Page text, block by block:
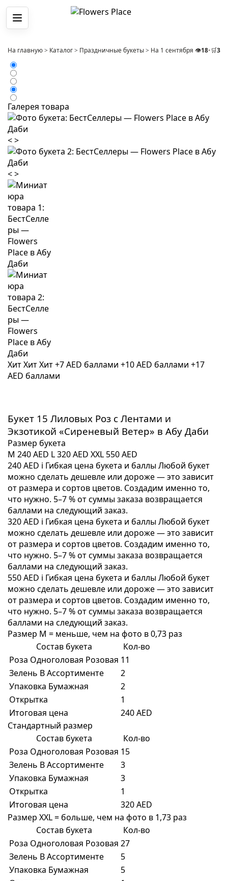
Меню
На главную> Каталог> Праздничные букеты> На 1 сентября >Букет
👁️18•🛒3
Галерея товара
<>
<>
ХитХитХит+7 AED баллами +10 AED баллами +17
AED баллами
Букет 15 Лиловых Роз с Лентами и
Экзотикой «Сиреневый Ветер» в Абу Даби
Размер букета
M 240 AED L320 AED XXL 550 AED
240 AED i Гибкая цена букета и баллыЛюбой букет
можно сделать дешевле или дороже — это зависит
от размера и сортов цветов. Создадим именно то,
что нужно. 5–7 % от суммы заказа возвращается
баллами на следующий заказ.
320 AED i Гибкая цена букета и баллыЛюбой букет
можно сделать дешевле или дороже — это зависит
от размера и сортов цветов. Создадим именно то,
что нужно. 5–7 % от суммы заказа возвращается
баллами на следующий заказ.
550 AED i Гибкая цена букета и баллыЛюбой букет
можно сделать дешевле или дороже — это зависит
от размера и сортов цветов. Создадим именно то,
что нужно. 5–7 % от суммы заказа возвращается
баллами на следующий заказ.
Размер M = меньше, чем на фото в 0,73 раз
Состав букета
Кол-во
Роза Одноголовая Розовая 11
Зелень В Ассортименте
2
Упаковка Бумажная
2
Открытка
1
Итоговая цена
240 AED
Стандартный размер
Состав букета
Кол-во
Роза Одноголовая Розовая 15
Зелень В Ассортименте
3
Упаковка Бумажная
3
Открытка
1
Итоговая цена
320 AED
Размер XXL = больше, чем на фото в 1,73 раз
Состав букета
Кол-во
Роза Одноголовая Розовая 27
Зелень В Ассортименте
5
Упаковка Бумажная
5